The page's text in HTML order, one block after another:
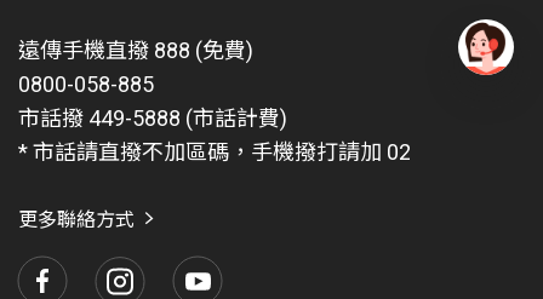
遠傳手機直撥 888 (免費)
0800-058-885
市話撥 449-5888 (市話計費)
* 市話請直撥不加區碼，手機撥打請加 02
更多聯絡方式